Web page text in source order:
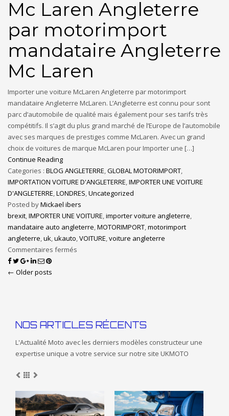
Mc Laren Angleterre
par motorimport
mandataire Angleterre
Mc Laren
Importer une voiture McLaren Angleterre par motorimport
mandataire Angleterre McLaren. L’Angleterre est connu pour sont
parc d’automobile de qualité mais également pour ses tarifs très
compétitifs. Il s’agit du plus grand marché de l’Europe de l’automobile
avec ses marques de prestiges comme McLaren. Avec un grand
choix de voitures de marque McLaren pour Importer une […]
Continue Reading
Categories : BLOG ANGLETERRE,GLOBAL MOTORIMPORT,
IMPORTATION VOITURE D'ANGLETERRE,IMPORTER UNE VOITURE
D'ANGLETERRE,LONDRES,Uncategorized
Posted byMickael ibers
brexit,IMPORTER UNE VOITURE,importer voiture angleterre,
mandataire auto angleterre,MOTORIMPORT,motorimport
angleterre,uk,ukauto,VOITURE,voiture angleterre
Commentaires fermés
← Older posts
NOS ARTICLES RÉCENTS
L'Actualité Moto avec les derniers modèles constructeur une
expertise unique a votre service sur notre site UKMOTO